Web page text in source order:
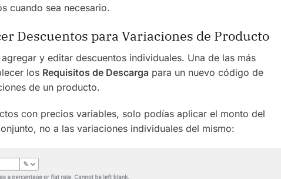
cuando sea necesario.
Descuentos para Variaciones de Producto
y editar descuentos individuales. Una de las más
los Requisitos de Descarga para un nuevo código de
de un producto.
con precios variables, solo podías aplicar el monto del
no a las variaciones individuales del mismo: